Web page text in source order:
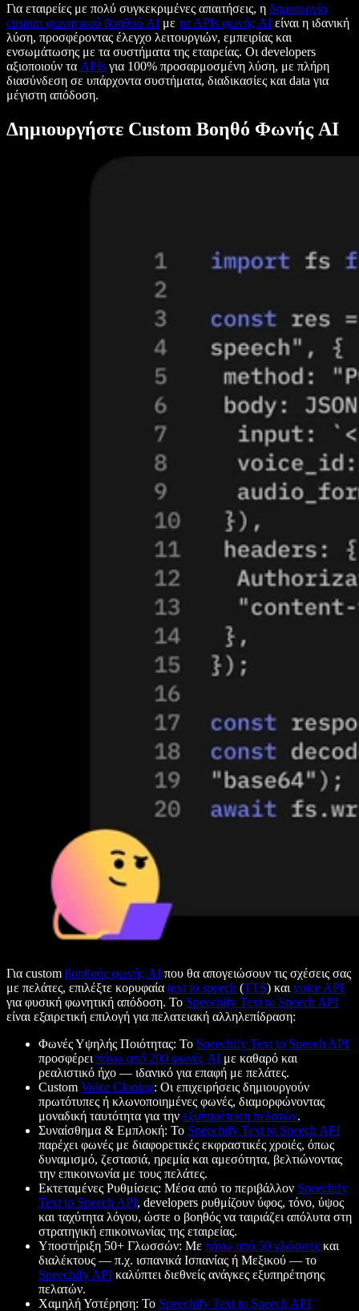
Για εταιρείες με πολύ συγκεκριμένες απαιτήσεις, η δημιουργία
custom φωνητικού βοηθού AI με τα APIs φωνής AI είναι η ιδανική
λύση, προσφέροντας έλεγχο λειτουργιών, εμπειρίας και
ενσωμάτωσης με τα συστήματα της εταιρείας. Οι developers
αξιοποιούν τα APIs για 100% προσαρμοσμένη λύση, με πλήρη
διασύνδεση σε υπάρχοντα συστήματα, διαδικασίες και data για
μέγιστη απόδοση.
Δημιουργήστε Custom Βοηθό Φωνής AI
Για custom βοηθούς φωνής AI που θα απογειώσουν τις σχέσεις σας
με πελάτες, επιλέξτε κορυφαία text to speech (TTS) και voice API
για φυσική φωνητική απόδοση. Το Speechify Text to Speech API
είναι εξαιρετική επιλογή για πελατειακή αλληλεπίδραση:
Φωνές Υψηλής Ποιότητας: Το Speechify Text to Speech API
προσφέρει πάνω από 200 φωνές AI με καθαρό και
ρεαλιστικό ήχο — ιδανικό για επαφή με πελάτες.
Custom Voice Cloning: Οι επιχειρήσεις δημιουργούν
πρωτότυπες ή κλωνοποιημένες φωνές, διαμορφώνοντας
μοναδική ταυτότητα για την εξυπηρέτηση πελατών.
Συναίσθημα & Εμπλοκή: Το Speechify Text to Speech API
παρέχει φωνές με διαφορετικές εκφραστικές χροιές, όπως
δυναμισμό, ζεστασιά, ηρεμία και αμεσότητα, βελτιώνοντας
την επικοινωνία με τους πελάτες.
Εκτεταμένες Ρυθμίσεις: Μέσα από το περιβάλλον Speechify
Text to Speech API, developers ρυθμίζουν ύφος, τόνο, ύψος
και ταχύτητα λόγου, ώστε ο βοηθός να ταιριάζει απόλυτα στη
στρατηγική επικοινωνίας της εταιρείας.
Υποστήριξη 50+ Γλωσσών: Με πάνω από 50 γλώσσες και
διαλέκτους — π.χ. ισπανικά Ισπανίας ή Μεξικού — το
Speechify API καλύπτει διεθνείς ανάγκες εξυπηρέτησης
πελατών.
Χαμηλή Υστέρηση: Το Speechify Text to Speech API